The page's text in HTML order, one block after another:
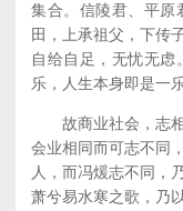
集合。信陵君、平原
田，上承祖父，下传
自给自足，无忧无
乐，人生本身即是一
故商业社会，志相
会业相同而可志不同
人，而冯煖志不同，
萧兮易水寒之歌，乃